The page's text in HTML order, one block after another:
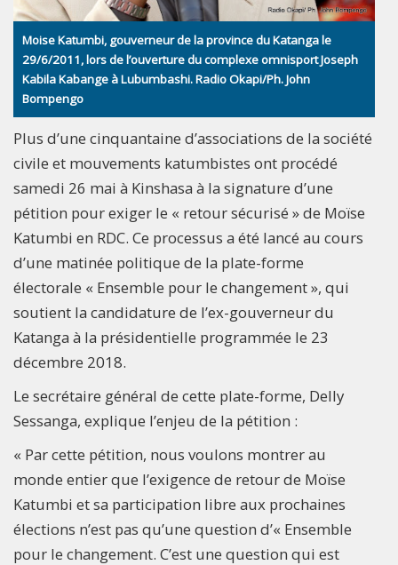
Moise Katumbi, gouverneur de la province du Katanga le
29/6/2011, lors de l’ouverture du complexe omnisport Joseph
Kabila Kabange à Lubumbashi. Radio Okapi/Ph. John
Bompengo
Plus d’une cinquantaine d’associations de la société
civile et mouvements katumbistes ont procédé
samedi 26 mai à Kinshasa à la signature d’une
pétition pour exiger le « retour sécurisé » de Moïse
Katumbi en RDC. Ce processus a été lancé au cours
d’une matinée politique de la plate-forme
électorale « Ensemble pour le changement », qui
soutient la candidature de l’ex-gouverneur du
Katanga à la présidentielle programmée le 23
décembre 2018.
Le secrétaire général de cette plate-forme, Delly
Sessanga, explique l’enjeu de la pétition :
« Par cette pétition, nous voulons montrer au
monde entier que l’exigence de retour de Moïse
Katumbi et sa participation libre aux prochaines
élections n’est pas qu’une question d’« Ensemble
pour le changement. C’est une question qui est